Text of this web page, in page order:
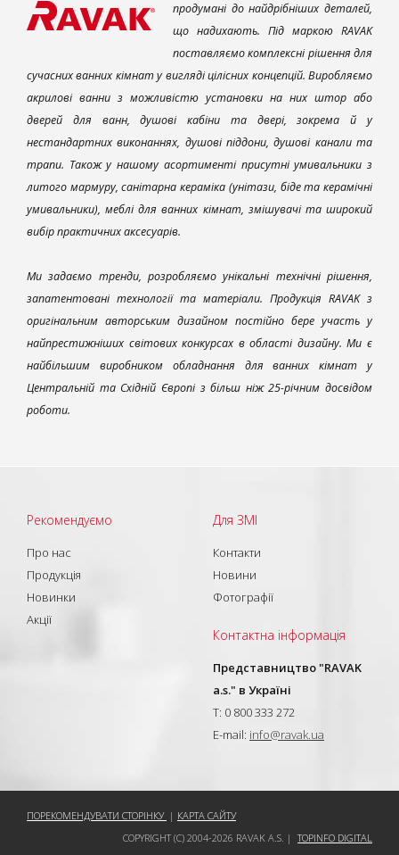
продумані до найдрібніших деталей,
що надихають. Під маркою RAVAK
поставляємо комплексні рішення для
сучасних ванних кімнат у вигляді цілісних концепцій. Виробляємо
акрилові ванни з можливістю установки на них штор або
дверей для ванн, душові кабіни та двері, зокрема й у
нестандартних виконаннях, душові піддони, душові канали та
трапи. Також у нашому асортименті присутні умивальники з
литого мармуру, санітарна кераміка (унітази, біде та керамічні
умивальники), меблі для ванних кімнат, змішувачі та широкий
вибір практичних аксесуарів.
Ми задаємо тренди, розробляємо унікальні технічні рішення,
запатентовані технології та матеріали. Продукція RAVAK з
оригінальним авторським дизайном постійно бере участь у
найпрестижніших світових конкурсах в області дизайну. Ми є
найбільшим виробником обладнання для ванних кімнат у
Центральній та Східній Європі з більш ніж 25-річним досвідом
роботи.
Рекомендуємо
Про нас
Продукція
Новинки
Акції
Для ЗМІ
Контакти
Новини
Фотографії
Контактна інформація
Представництво "RAVAK
a.s." в Україні
T: 0 800 333 272
E-mail: info@ravak.ua
ПОРЕКОМЕНДУВАТИ СТОРІНКУ | КАРТА САЙТУ
COPYRIGHT (C) 2004-2026 RAVAK A.S. |TOPINFO DIGITAL